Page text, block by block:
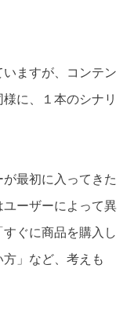
ますが、コンテン
に、１本のシナリ
最初に入ってきた
ーザーによって異
ぐに商品を購入し
」など、考えも